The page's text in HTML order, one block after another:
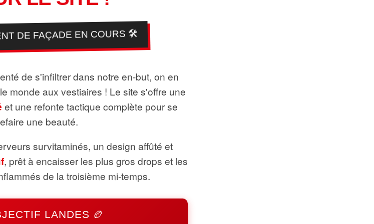
DE FAÇADE EN COURS 🛠️
de s'infiltrer dans notre en-but, on en
monde aux vestiaires ! Le site s'offre une
et une refonte tactique complète pour se
une beauté.
survitaminés, un design affûté et
, prêt à encaisser les plus gros drops et les
de la troisième mi-temps.
LANDES 🏉